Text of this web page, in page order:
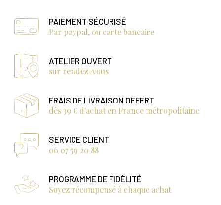
PAIEMENT SÉCURISÉ
Par paypal, ou carte bancaire
ATELIER OUVERT
sur rendez-vous
FRAIS DE LIVRAISON OFFERT
dès 39 € d'achat en France métropolitaine
SERVICE CLIENT
06 07 59 20 88
PROGRAMME DE FIDÉLITÉ
Soyez récompensé à chaque achat